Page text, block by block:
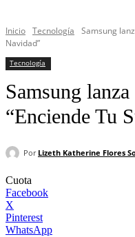
Inicio Tecnología
Samsung
Navidad”
Tecnología
Samsung
“Enciende Tu
Por Lizeth Katherine Flores
Cuota
Facebook
X
Pinterest
WhatsApp